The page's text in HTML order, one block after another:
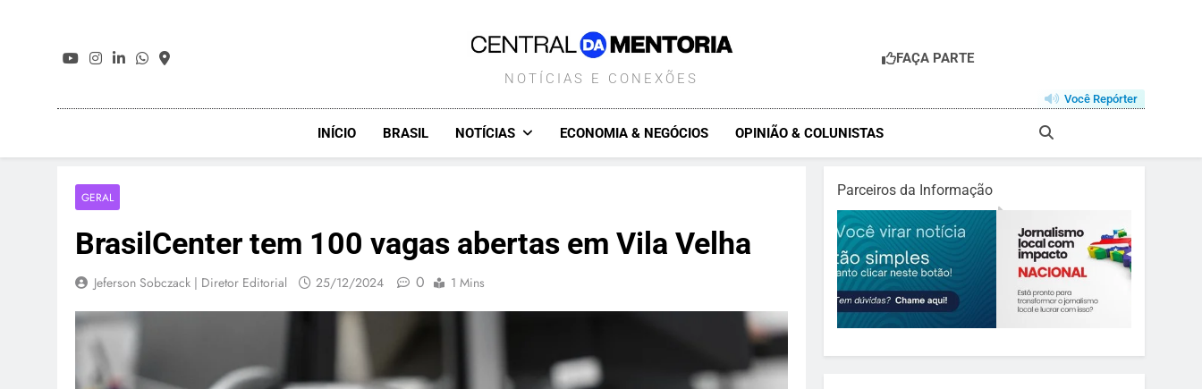
CENTRALDAMENTORIA.COM.BR
NOTÍCIAS E CONEXÕES
FAÇA PARTE
Você Repórter
INÍCIO BRASIL NOTÍCIAS ECONOMIA & NEGÓCIOS OPINIÃO & COLUNISTAS
GERAL
BrasilCenter tem 100 vagas abertas em Vila Velha
Jeferson Sobczack | Diretor Editorial 25/12/2024 0 1 Mins
Parceiros da Informação